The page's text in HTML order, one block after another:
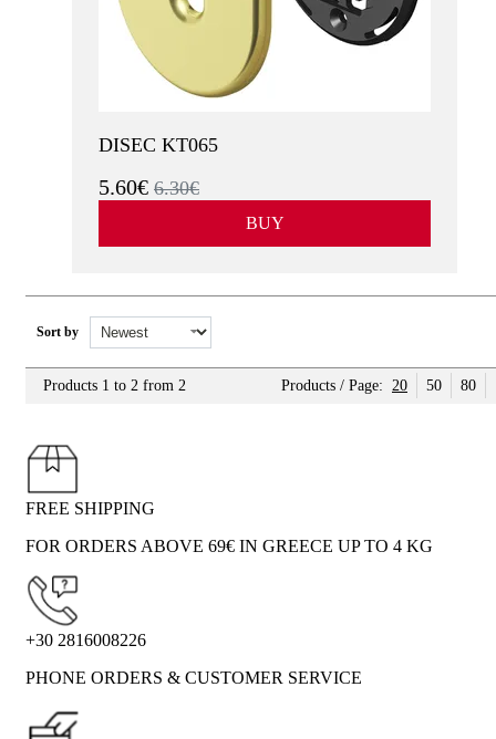
DISEC KT065
5.60€ 6.30€
BUY
Sort by
Products 1 to 2 from 2 Products / Page: 20 50 80
FREE SHIPPING
FOR ORDERS ABOVE 69€ IN GREECE UP TO 4 KG
+30 2816008226
PHONE ORDERS & CUSTOMER SERVICE